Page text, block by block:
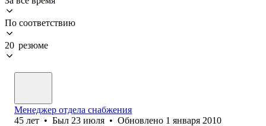
По соответствию
20 резюме
Менеджер отдела снабжения
45 лет • Был 23 июля • Обновлено 1 января 2010